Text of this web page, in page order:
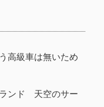
高級車は無いため
ンド 天空のサー